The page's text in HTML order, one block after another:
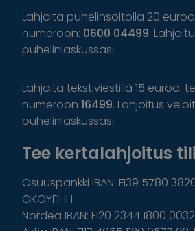
Lahjoita puhelinsoitolla 20
numeroon: 0600 04499.
puhelinlaskussasi.
Lahjoita tekstiviestillä 15 euroa:
numeroon 16499. Lahjoitus
puhelinlaskussasi.
Tee kertalahjoitus
Osuuspankki IBAN: FI39 5780
OKOYFIHH
Nordea IBAN: FI20 2344 1800 0032